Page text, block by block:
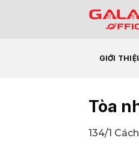
GIỚI
Tòa
134/1